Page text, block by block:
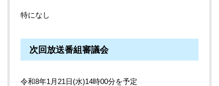
特になし
次回放送番組審議会
令和8年1月21日(水)14時00分を予定